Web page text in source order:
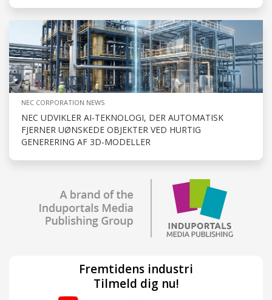
NEC CORPORATION NEWS
NEC UDVIKLER AI-TEKNOLOGI, DER AUTOMATISK
FJERNER UØNSKEDE OBJEKTER VED HURTIG
GENERERING AF 3D-MODELLER
Fremtidens industri
Tilmeld dig nu!